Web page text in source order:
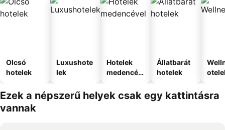
Olcsó
hotelek
Luxushote
lek
Hotelek
medencév
Állatbarát
hotelek
Ezek a népszerű helyek csak egy kattintásra
vannak